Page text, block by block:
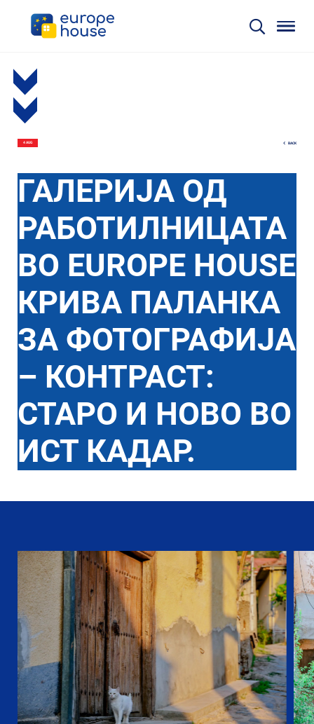
4 AUG BACK
ГАЛЕРИЈА ОД
РАБОТИЛНИЦАТА
ВО EUROPE HOUSE
КРИВА ПАЛАНКА
ЗА ФОТОГРАФИЈА
– КОНТРАСТ:
СТАРО И НОВО ВО
ИСТ КАДАР.